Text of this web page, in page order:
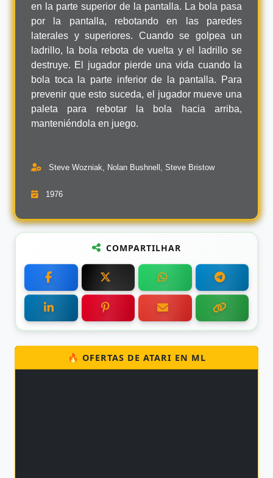
en la parte superior de la pantalla. La bola pasa
por la pantalla, rebotando en las paredes
laterales y superiores. Cuando se golpea un
ladrillo, la bola rebota de vuelta y el ladrillo se
destruye. El jugador pierde una vida cuando la
bola toca la parte inferior de la pantalla. Para
prevenir que esto suceda, el jugador mueve una
paleta para rebotar la bola hacia arriba,
manteniéndola en juego.
Steve Wozniak, Nolan Bushnell, Steve Bristow
1976
COMPARTILHAR
🔥 OFERTAS DE ATARI EN ML